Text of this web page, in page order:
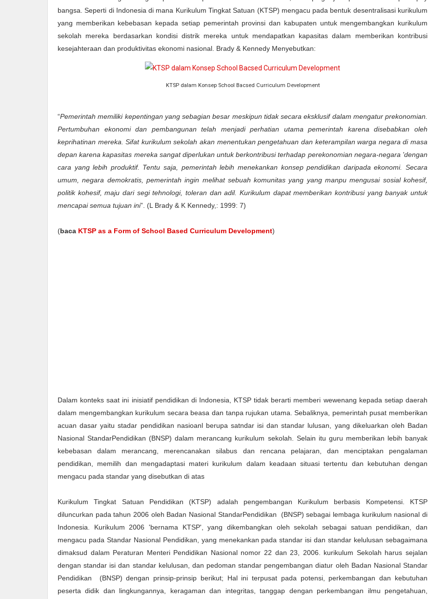
bangsa. Seperti di Indonesia di mana Kurikulum Tingkat Satuan (KTSP) mengacu pada bentuk desentralisasi kurikulum
yang memberikan kebebasan kepada setiap pemerintah provinsi dan kabupaten untuk mengembangkan kurikulum
sekolah mereka berdasarkan kondisi distrik mereka untuk mendapatkan kapasitas dalam memberikan kontribusi
kesejahteraan dan produktivitas ekonomi nasional. Brady & Kennedy Menyebutkan:
KTSP dalam Konsep School Bacsed Curriculum Development
“Pemerintah memiliki kepentingan yang sebagian besar meskipun tidak secara eksklusif dalam mengatur prekonomian.
Pertumbuhan ekonomi dan pembangunan telah menjadi perhatian utama pemerintah karena disebabkan oleh
keprihatinan mereka. Sifat kurikulum sekolah akan menentukan pengetahuan dan keterampilan warga negara di masa
depan karena kapasitas mereka sangat diperlukan untuk berkontribusi terhadap perekonomian negara-negara 'dengan
cara yang lebih produktif. Tentu saja, pemerintah lebih menekankan konsep pendidikan daripada ekonomi. Secara
umum, negara demokratis, pemerintah ingin melihat sebuah komunitas yang yang manpu mengusai sosial kohesif,
politik kohesif, maju dari segi tehnologi, toleran dan adil. Kurikulum dapat memberikan kontribusi yang banyak untuk
mencapai semua tujuan ini”. (L Brady & K Kennedy,: 1999: 7)
(baca KTSP as a Form of School Based Curriculum Development)
Dalam konteks saat ini inisiatif pendidikan di Indonesia, KTSP tidak berarti memberi wewenang kepada setiap daerah
dalam mengembangkan kurikulum secara beasa dan tanpa rujukan utama. Sebaliknya, pemerintah pusat memberikan
acuan dasar yaitu stadar pendidikan nasioanl berupa satndar isi dan standar lulusan, yang dikeluarkan oleh Badan
Nasional StandarPendidikan (BNSP) dalam merancang kurikulum sekolah. Selain itu guru memberikan lebih banyak
kebebasan dalam merancang, merencanakan silabus dan rencana pelajaran, dan menciptakan pengalaman
pendidikan, memilih dan mengadaptasi materi kurikulum dalam keadaan situasi tertentu dan kebutuhan dengan
mengacu pada standar yang disebutkan di atas
Kurikulum Tingkat Satuan Pendidikan (KTSP) adalah pengembangan Kurikulum berbasis Kompetensi. KTSP
diluncurkan pada tahun 2006 oleh Badan Nasional StandarPendidikan (BNSP) sebagai lembaga kurikulum nasional di
Indonesia. Kurikulum 2006 'bernama KTSP', yang dikembangkan oleh sekolah sebagai satuan pendidikan, dan
mengacu pada Standar Nasional Pendidikan, yang menekankan pada standar isi dan standar kelulusan sebagaimana
dimaksud dalam Peraturan Menteri Pendidikan Nasional nomor 22 dan 23, 2006. kurikulum Sekolah harus sejalan
dengan standar isi dan standar kelulusan, dan pedoman standar pengembangan diatur oleh Badan Nasional Standar
Pendidikan (BNSP) dengan prinsip-prinsip berikut; Hal ini terpusat pada potensi, perkembangan dan kebutuhan
peserta didik dan lingkungannya, keragaman dan integritas, tanggap dengan perkembangan ilmu pengetahuan,